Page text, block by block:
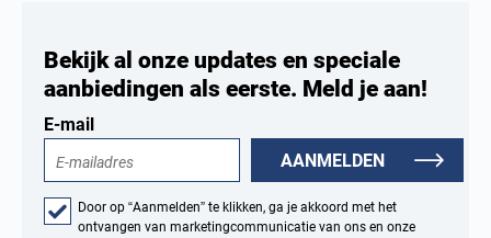
Bekijk al onze updates en speciale
aanbiedingen als eerste. Meld je aan!
E-mail
AANMELDEN
Door op “Aanmelden” te klikken, ga je akkoord met het
ontvangen van marketingcommunicatie van ons en onze